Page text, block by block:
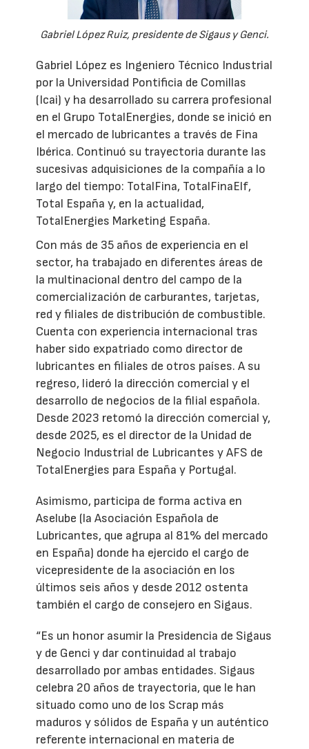
Gabriel López Ruiz, presidente de Sigaus y Genci.
Gabriel López es Ingeniero Técnico Industrial
por la Universidad Pontificia de Comillas
(Icai) y ha desarrollado su carrera profesional
en el Grupo TotalEnergies, donde se inició en
el mercado de lubricantes a través de Fina
Ibérica. Continuó su trayectoria durante las
sucesivas adquisiciones de la compañía a lo
largo del tiempo: TotalFina, TotalFinaElf,
Total España y, en la actualidad,
TotalEnergies Marketing España.
Con más de 35 años de experiencia en el
sector, ha trabajado en diferentes áreas de
la multinacional dentro del campo de la
comercialización de carburantes, tarjetas,
red y filiales de distribución de combustible.
Cuenta con experiencia internacional tras
haber sido expatriado como director de
lubricantes en filiales de otros países. A su
regreso, lideró la dirección comercial y el
desarrollo de negocios de la filial española.
Desde 2023 retomó la dirección comercial y,
desde 2025, es el director de la Unidad de
Negocio Industrial de Lubricantes y AFS de
TotalEnergies para España y Portugal.
Asimismo, participa de forma activa en
Aselube (la Asociación Española de
Lubricantes, que agrupa al 81% del mercado
en España) donde ha ejercido el cargo de
vicepresidente de la asociación en los
últimos seis años y desde 2012 ostenta
también el cargo de consejero en Sigaus.
“Es un honor asumir la Presidencia de Sigaus
y de Genci y dar continuidad al trabajo
desarrollado por ambas entidades. Sigaus
celebra 20 años de trayectoria, que le han
situado como uno de los Scrap más
maduros y sólidos de España y un auténtico
referente internacional en materia de